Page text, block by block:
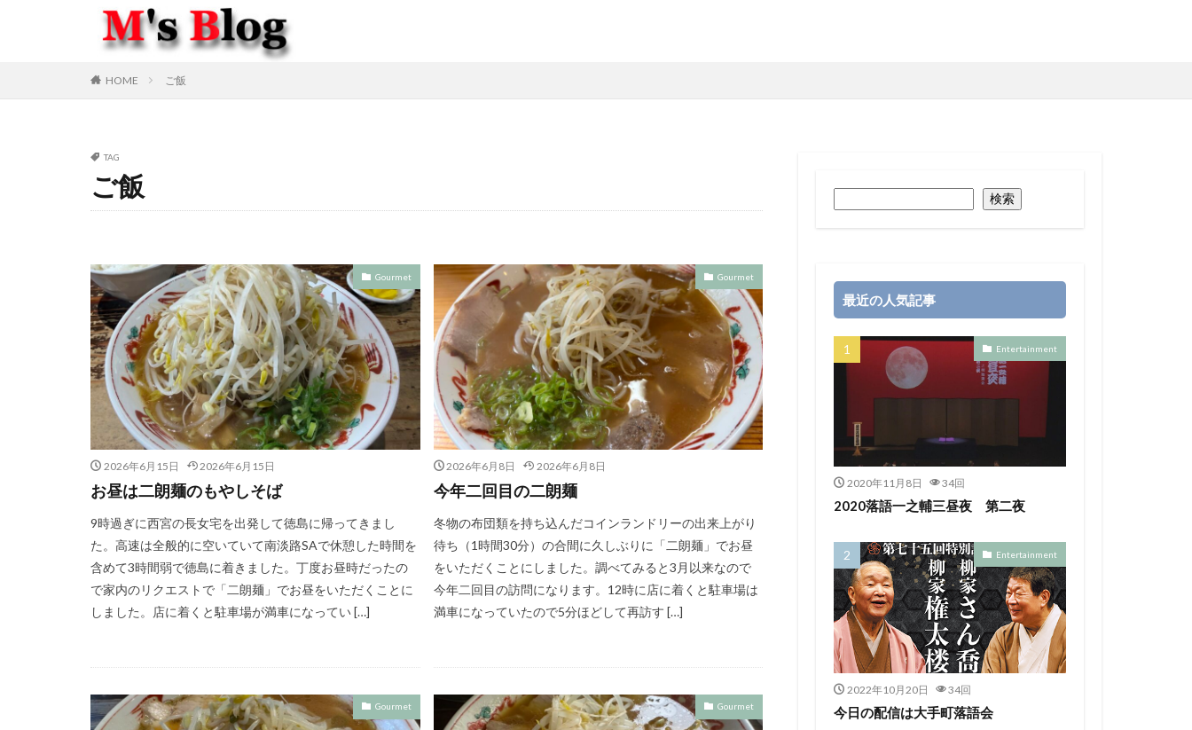
HOME ご飯
TAG
ご飯
Gourmet
2026年6月15日 2026年6月15日
お昼は二朗麺のもやしそば
9時過ぎに西宮の長女宅を出発して徳島に帰ってきまし
た。高速は全般的に空いていて南淡路SAで休憩した時間を
含めて3時間弱で徳島に着きました。丁度お昼時だったの
で家内のリクエストで「二朗麺」でお昼をいただくことに
しました。店に着くと駐車場が満車になってい […]
Gourmet
2026年6月8日 2026年6月8日
今年二回目の二朗麺
冬物の布団類を持ち込んだコインランドリーの出来上がり
待ち（1時間30分）の合間に久しぶりに「二朗麺」でお昼
をいただくことにしました。調べてみると3月以来なので
今年二回目の訪問になります。12時に店に着くと駐車場は
満車になっていたので5分ほどして再訪す […]
Gourmet Gourmet
検索
最近の人気記事
Entertainment
2020年11月8日 34回
2020落語一之輔三昼夜 第二夜
Entertainment
2022年10月20日 34回
今日の配信は大手町落語会